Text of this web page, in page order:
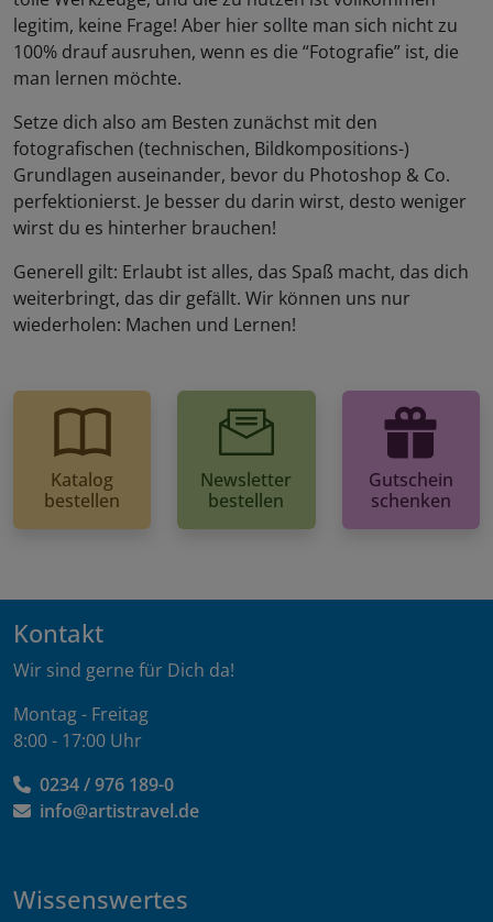
legitim, keine Frage! Aber hier sollte man sich nicht zu
100% drauf ausruhen, wenn es die “Fotografie” ist, die
man lernen möchte.
Setze dich also am Besten zunächst mit den
fotografischen (technischen, Bildkompositions-)
Grundlagen auseinander, bevor du Photoshop & Co.
perfektionierst. Je besser du darin wirst, desto weniger
wirst du es hinterher brauchen!
Generell gilt: Erlaubt ist alles, das Spaß macht, das dich
weiterbringt, das dir gefällt. Wir können uns nur
wiederholen: Machen und Lernen!
Katalog
bestellen
Newsletter
bestellen
Gutschein
schenken
Kontakt
Wir sind gerne für Dich da!
Montag - Freitag
8:00 - 17:00 Uhr
0234 / 976 189-0
info@artistravel.de
Wissenswertes